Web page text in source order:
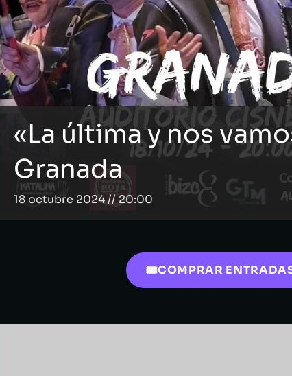
«La última y nos
Granada
18 octubre 2024 // 20:00
COMPRAR